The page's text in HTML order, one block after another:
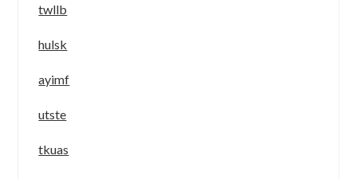
twllb
hulsk
ayimf
utste
tkuas